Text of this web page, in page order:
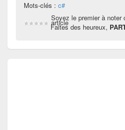
Mots-clés : c#
Soyez le premier à noter
article
Faites des heureux,